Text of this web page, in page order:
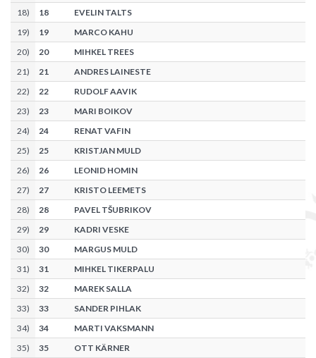
18) 18
EVELIN TALTS
19) 19
MARCO KAHU
20) 20
MIHKEL TREES
21) 21
ANDRES LAINESTE
22) 22
RUDOLF AAVIK
23) 23
MARI BOIKOV
24) 24
RENAT VAFIN
25) 25
KRISTJAN MULD
26) 26
LEONID HOMIN
27) 27
KRISTO LEEMETS
28) 28
PAVEL TŠUBRIKOV
29) 29
KADRI VESKE
30) 30
MARGUS MULD
31) 31
MIHKEL TIKERPALU
32) 32
MAREK SALLA
33) 33
SANDER PIHLAK
34) 34
MARTI VAKSMANN
35) 35
OTT KÄRNER